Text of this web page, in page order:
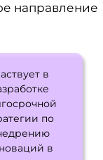
направление
в
по
в